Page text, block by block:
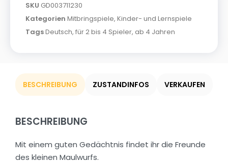
SKU GD003711230
Kategorien Mitbringspiele, Kinder- und Lernspiele
TagsDeutsch, für 2 bis 4 Spieler, ab 4 Jahren
BESCHREIBUNG ZUSTANDINFOS VERKAUFEN
BESCHREIBUNG
Mit einem guten Gedächtnis findet ihr die Freunde
des kleinen Maulwurfs.